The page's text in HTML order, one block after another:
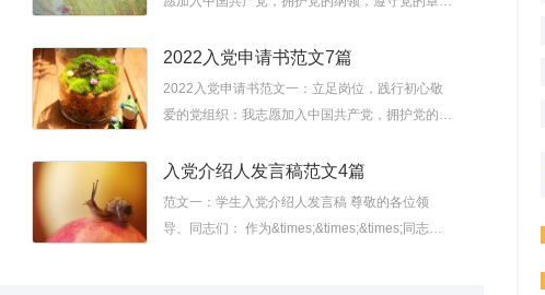
律，保守党的秘密，对党忠诚，积极工作，为共产
主义奋斗终身，随...
2022入党申请书范文7篇
2022入党申请书范文一：立足岗位，践行初心敬
爱的党组织：我志愿加入中国共产党，拥护党的纲
定，严守党的纪律，保守党的秘密，对党忠诚，积
极工作，为共...
入党介绍人发言稿范文4篇
范文一：学生入党介绍人发言稿 尊敬的各位领
导、同志们： 作为&times;&times;&times;同志的